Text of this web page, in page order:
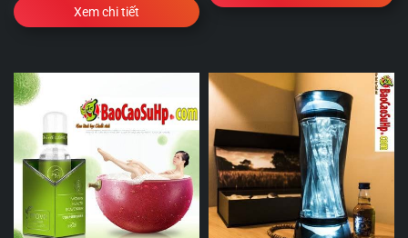
Xem chi tiết